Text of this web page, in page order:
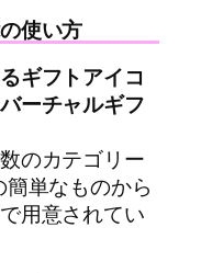
使い方
ギフトアイコ
ーチャルギフ
のカテゴリー
単なものから
用意されてい